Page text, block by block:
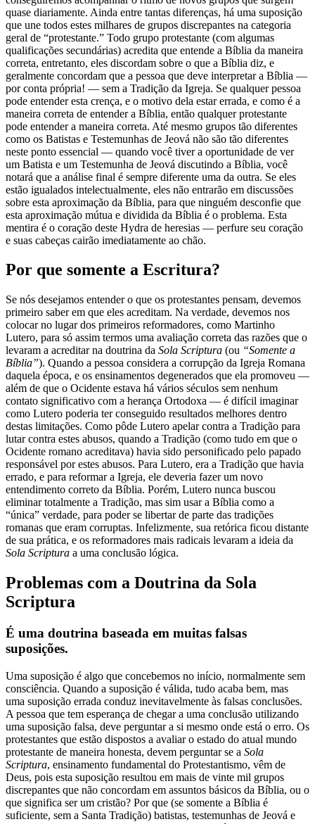
quase diariamente. Ainda entre tantas diferenças, há uma suposição
que une todos estes milhares de grupos discrepantes na categoria
geral de “protestante.” Todo grupo protestante (com algumas
qualificações secundárias) acredita que entende a Bíblia da maneira
correta, entretanto, eles discordam sobre o que a Bíblia diz, e
geralmente concordam que a pessoa que deve interpretar a Bíblia —
por conta própria! — sem a Tradição da Igreja. Se qualquer pessoa
pode entender esta crença, e o motivo dela estar errada, e como é a
maneira correta de entender a Bíblia, então qualquer protestante
pode entender a maneira correta. Até mesmo grupos tão diferentes
como os Batistas e Testemunhas de Jeová não são tão diferentes
neste ponto essencial — quando você tiver a oportunidade de ver
um Batista e um Testemunha de Jeová discutindo a Bíblia, você
notará que a análise final é sempre diferente uma da outra. Se eles
estão igualados intelectualmente, eles não entrarão em discussões
sobre esta aproximação da Bíblia, para que ninguém desconfie que
esta aproximação mútua e dividida da Bíblia é o problema. Esta
mentira é o coração deste Hydra de heresias — perfure seu coração
e suas cabeças cairão imediatamente ao chão.
Por que somente a Escritura?
Se nós desejamos entender o que os protestantes pensam, devemos
primeiro saber em que eles acreditam. Na verdade, devemos nos
colocar no lugar dos primeiros reformadores, como Martinho
Lutero, para só assim termos uma avaliação correta das razões que o
levaram a acreditar na doutrina da Sola Scriptura (ou “Somente a
Bíblia”). Quando a pessoa considera a corrupção da Igreja Romana
daquela época, e os ensinamentos degenerados que ela promoveu —
além de que o Ocidente estava há vários séculos sem nenhum
contato significativo com a herança Ortodoxa — é difícil imaginar
como Lutero poderia ter conseguido resultados melhores dentro
destas limitações. Como pôde Lutero apelar contra a Tradição para
lutar contra estes abusos, quando a Tradição (como tudo em que o
Ocidente romano acreditava) havia sido personificado pelo papado
responsável por estes abusos. Para Lutero, era a Tradição que havia
errado, e para reformar a Igreja, ele deveria fazer um novo
entendimento correto da Bíblia. Porém, Lutero nunca buscou
eliminar totalmente a Tradição, mas sim usar a Bíblia como a
“única” verdade, para poder se libertar de parte das tradições
romanas que eram corruptas. Infelizmente, sua retórica ficou distante
de sua prática, e os reformadores mais radicais levaram a ideia da
Sola Scriptura a uma conclusão lógica.
Problemas com a Doutrina da Sola
Scriptura
É uma doutrina baseada em muitas falsas
suposições.
Uma suposição é algo que concebemos no início, normalmente sem
consciência. Quando a suposição é válida, tudo acaba bem, mas
uma suposição errada conduz inevitavelmente às falsas conclusões.
A pessoa que tem esperança de chegar a uma conclusão utilizando
uma suposição falsa, deve perguntar a si mesmo onde está o erro. Os
protestantes que estão dispostos a avaliar o estado do atual mundo
protestante de maneira honesta, devem perguntar se a Sola
Scriptura, ensinamento fundamental do Protestantismo, vêm de
Deus, pois esta suposição resultou em mais de vinte mil grupos
discrepantes que não concordam em assuntos básicos da Bíblia, ou o
que significa ser um cristão? Por que (se somente a Bíblia é
suficiente, sem a Santa Tradição) batistas, testemunhas de Jeová e